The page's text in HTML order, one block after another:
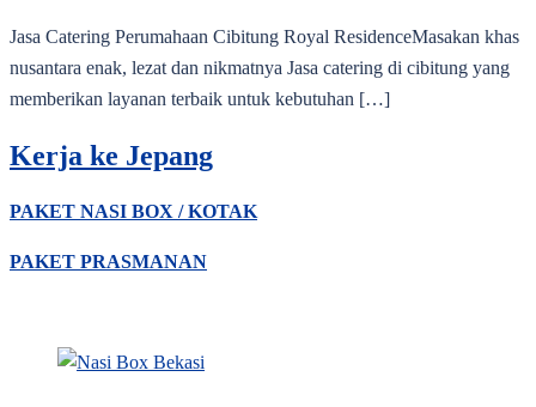
Jasa Catering Perumahaan Cibitung Royal ResidenceMasakan khas
nusantara enak, lezat dan nikmatnya Jasa catering di cibitung yang
memberikan layanan terbaik untuk kebutuhan […]
Kerja ke Jepang
PAKET NASI BOX / KOTAK
PAKET PRASMANAN